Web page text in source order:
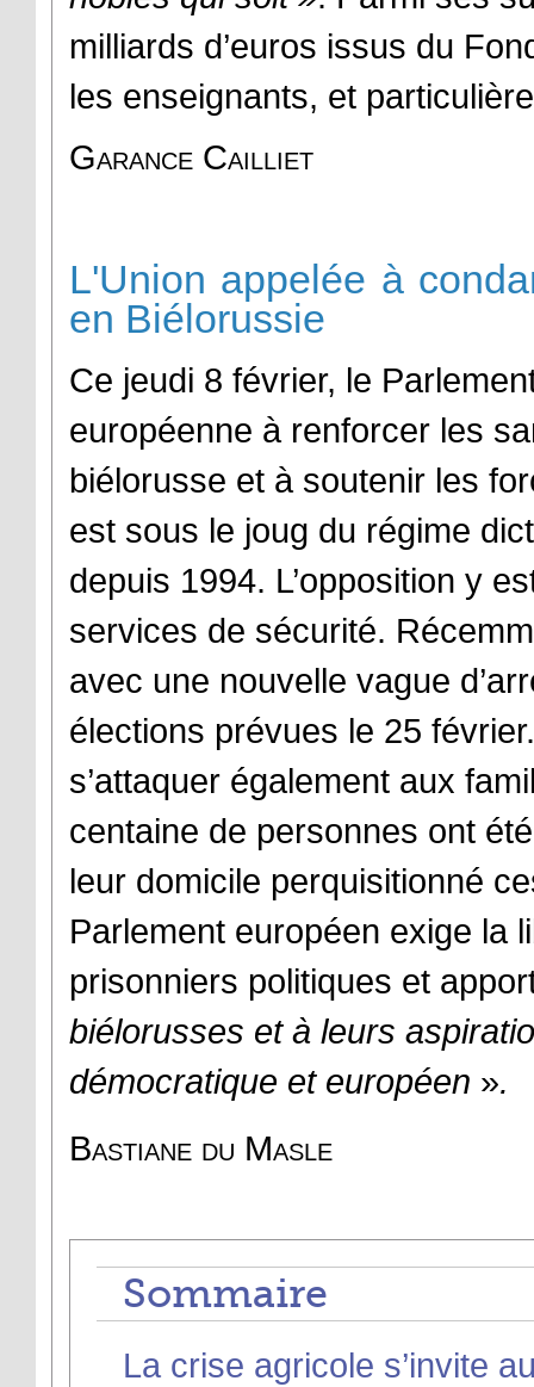
milliards d’euros issus du
les enseignants, et
Garance Cailliet
L'Union appelée à
en Biélorussie
Ce jeudi 8 février, le
européenne à renforcer les
biélorusse et à soutenir les
est sous le joug du régime
depuis 1994. L’opposition y
services de sécurité.
avec une nouvelle vague
élections prévues le 25
s’attaquer également aux
centaine de personnes ont
leur domicile perquisitionné
Parlement européen exige la
prisonniers politiques et
biélorusses et à leurs
démocratique et européen ».
Bastiane du Masle
Sommaire
La crise agricole s’invite